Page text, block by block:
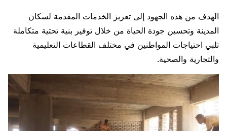
الهدف من هذه الجهود إلى تعزيز الخدمات المقدمة لسكان
المدينة وتحسين جودة الحياة من خلال توفير بنية تحتية متكاملة
تلبي احتياجات المواطنين في مختلف القطاعات التعليمية
والتجارية والصحية.